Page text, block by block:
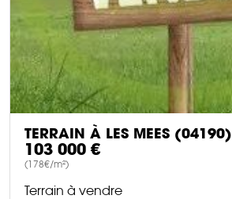
TERRAIN À LES MEES (04190)
103 000 €
(178€/m²)
Terrain à vendre